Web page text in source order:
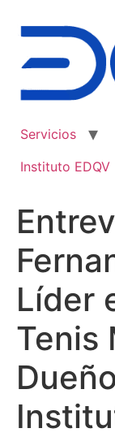
Servicios
Instituto EDQV
Líder
Tenis